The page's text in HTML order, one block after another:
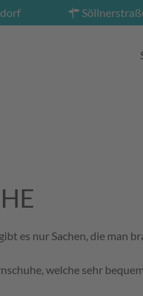
es nur Sachen, die man
welche sehr